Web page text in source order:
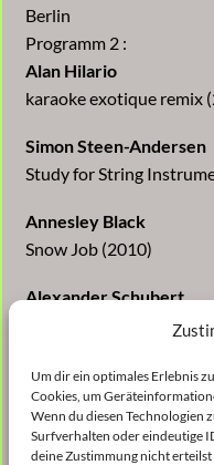
Um dir ein optimales Erlebnis
Cookies, um
Wenn du diesen Technologien
Surfverhalten oder eindeutige
deine Zustimmung nicht
Berlin
Programm 2 :
Alan Hilario
karaoke exotique remix
Simon Steen-Andersen
Study for String
Annesley Black
Snow Job (2010)
Alexander Schubert
Weapon of Choice
Petros Ovsepyan
I (1999)
Ernst Surberg